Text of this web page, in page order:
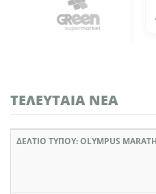
ΤΕΛΕΥΤΑΊΑ ΝΈΑ
ΔΕΛΤΙΟ ΤΥΠΟΥ: OLYMPUS